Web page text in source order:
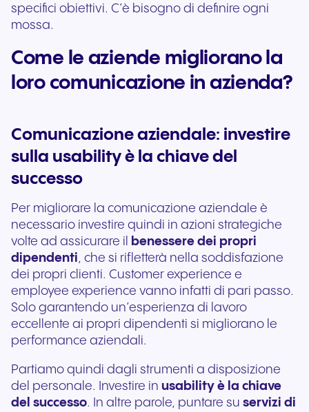
specifici obiettivi. C’è bisogno di definire ogni
mossa.
Come le aziende migliorano la
loro comunicazione in azienda?
Comunicazione aziendale: investire
sulla usability è la chiave del
successo
Per migliorare la comunicazione aziendale è
necessario investire quindi in azioni strategiche
volte ad assicurare il
benessere dei propri
dipendenti, che si rifletterà nella soddisfazione
dei propri clienti. Customer experience e
employee experience vanno infatti di pari passo.
Solo garantendo un’esperienza di lavoro
eccellente ai propri dipendenti si migliorano le
performance aziendali.
Partiamo quindi dagli strumenti a disposizione
del personale. Investire in usability è la chiave
del successo. In altre parole, puntare su servizi di